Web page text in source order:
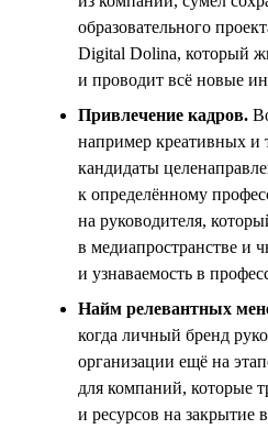
образовательного
Digital Dolina, который
и проводит всё новые
Привлечение кадров.
например креативных и
кандидаты
к определённому
на руководителя,
в медиапространстве и
и узнаваемость в
Найм релевантных
когда личный бренд
организации ещё на
для компаний, которые
и ресурсов на закрытие